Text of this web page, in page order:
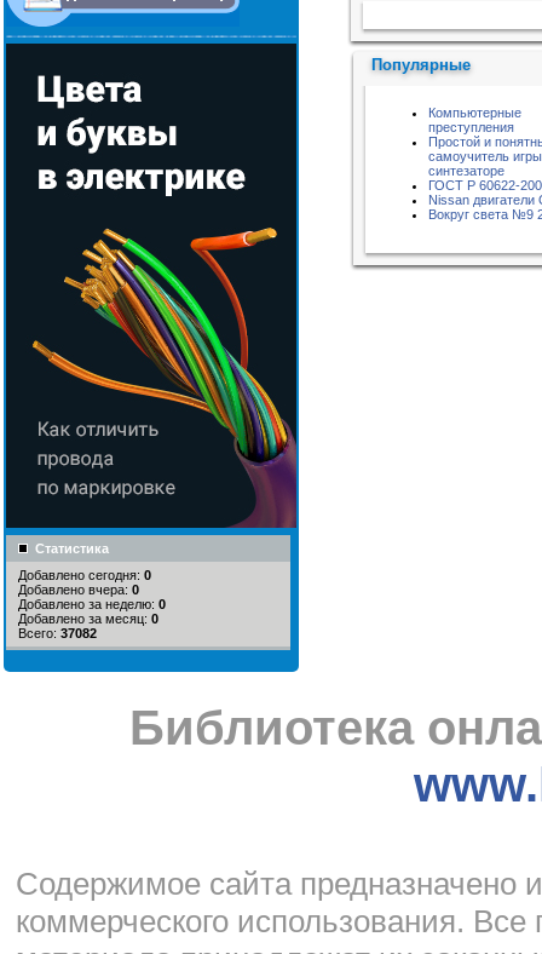
Статистика
Добавлено сегодня: 0
Добавлено вчера: 0
Добавлено за неделю: 0
Добавлено за месяц: 0
Всего: 37082
Популярные
Компьютерные
преступления
Простой и
самоучитель
синтезаторе
ГОСТ Р 60622-
Nissan двигатели
Вокруг света №9
Библиотека
Cодержимое сайта предназначено
коммерческого использования.